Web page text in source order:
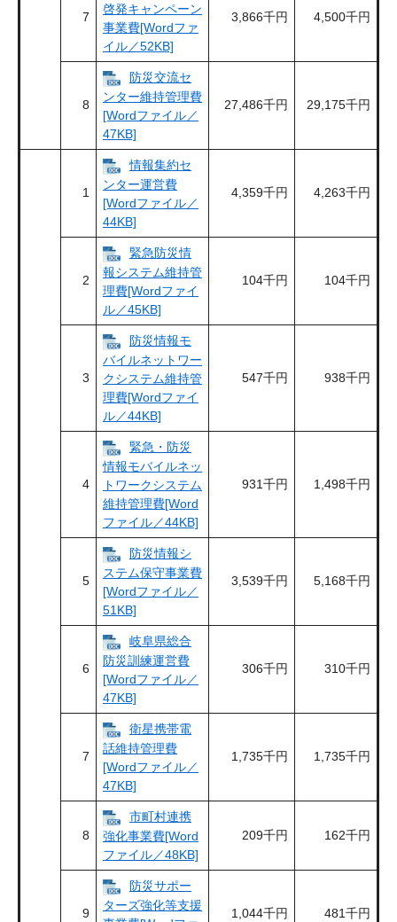
7
啓発キャンペーン
事業費[Wordファ
イル／52KB]
3,866千円 4,500千円
8
防災交流セ
ンター維持管理費
[Wordファイル／
47KB]
27,486千円 29,175千円
1
情報集約セ
ンター運営費
[Wordファイル／
44KB]
4,359千円 4,263千円
2
緊急防災情
報システム維持管
理費[Wordファイ
ル／45KB]
104千円 104千円
3
防災情報モ
バイルネットワー
クシステム維持管
理費[Wordファイ
ル／44KB]
547千円 938千円
4
緊急・防災
情報モバイルネッ
トワークシステム
維持管理費[Word
ファイル／44KB]
931千円 1,498千円
5
防災情報シ
ステム保守事業費
[Wordファイル／
51KB]
3,539千円 5,168千円
6
岐阜県総合
防災訓練運営費
[Wordファイル／
47KB]
306千円 310千円
7
衛星携帯電
話維持管理費
[Wordファイル／
47KB]
1,735千円 1,735千円
8
市町村連携
強化事業費[Word
ファイル／48KB]
209千円 162千円
9
防災サポー
ターズ強化等支援
1,044千円 481千円